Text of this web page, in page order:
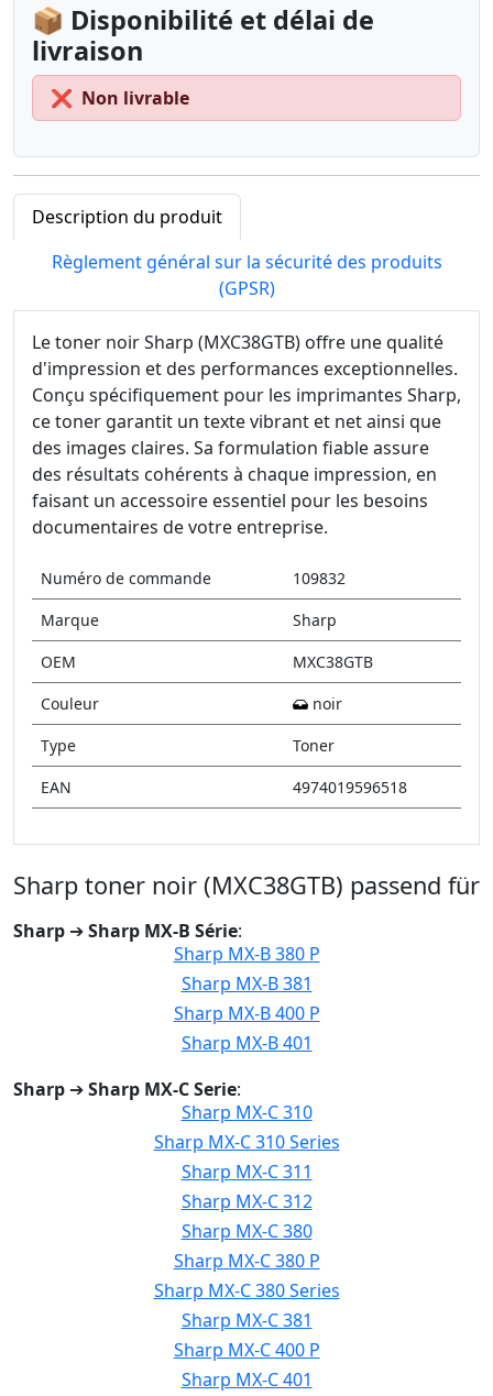
📦 Disponibilité et délai de
livraison
❌ Non livrable
Description du produit
Règlement général sur la sécurité des produits
(GPSR)
Le toner noir Sharp (MXC38GTB) offre une qualité
d'impression et des performances exceptionnelles.
Conçu spécifiquement pour les imprimantes Sharp,
ce toner garantit un texte vibrant et net ainsi que
des images claires. Sa formulation fiable assure
des résultats cohérents à chaque impression, en
faisant un accessoire essentiel pour les besoins
documentaires de votre entreprise.
Numéro de commande
109832
Marque
Sharp
OEM
MXC38GTB
Couleur
noir
Type
Toner
EAN
4974019596518
Sharp toner noir (MXC38GTB) passend für
Sharp ➔Sharp MX-B Série:
Sharp MX-B 380 P
Sharp MX-B 381
Sharp MX-B 400 P
Sharp MX-B 401
Sharp ➔Sharp MX-C Serie:
Sharp MX-C 310
Sharp MX-C 310 Series
Sharp MX-C 311
Sharp MX-C 312
Sharp MX-C 380
Sharp MX-C 380 P
Sharp MX-C 380 Series
Sharp MX-C 381
Sharp MX-C 400 P
Sharp MX-C 401